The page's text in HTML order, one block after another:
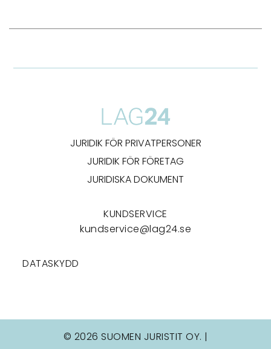
JURIDIK FÖR PRIVATPERSONER
JURIDIK FÖR FÖRETAG
JURIDISKA DOKUMENT
KUNDSERVICE
kundservice@lag24.se
DATASKYDD
© 2026 SUOMEN JURISTIT OY. |